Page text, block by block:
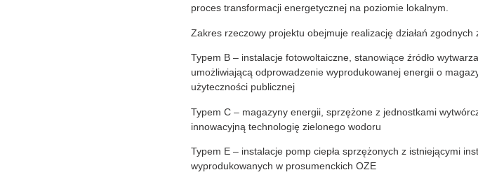
proces transformacji energetycznej na poziomie lokalnym.
Zakres rzeczowy projektu obejmuje realizację działań zgodnych
Typem B – instalacje fotowoltaiczne, stanowiące źródło
umożliwiającą odprowadzenie wyprodukowanej energii o
użyteczności publicznej
Typem C – magazyny energii, sprzężone z jednostkami
innowacyjną technologię zielonego wodoru
Typem E – instalacje pomp ciepła sprzężonych z istniejącymi
wyprodukowanych w prosumenckich OZE